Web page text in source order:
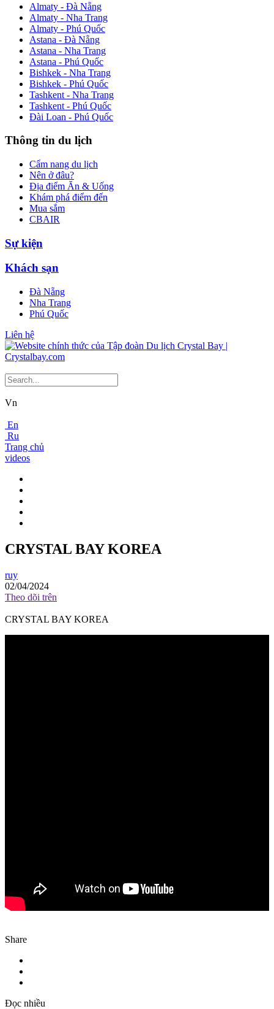
Almaty - Đà Nẵng
Almaty - Nha Trang
Almaty - Phú Quốc
Astana - Đà Nẵng
Astana - Nha Trang
Astana - Phú Quốc
Bishkek - Nha Trang
Bishkek - Phú Quốc
Tashkent - Nha Trang
Tashkent - Phú Quốc
Đài Loan - Phú Quốc
Thông tin du lịch
Cẩm nang du lịch
Nên ở đâu?
Địa điểm Ăn & Uống
Khám phá điểm đến
Mua sắm
CBAIR
Sự kiện
Khách sạn
Đà Nẵng
Nha Trang
Phú Quốc
Liên hệ
Vn
En
Ru
Trang chủ
videos
CRYSTAL BAY KOREA
ruy
02/04/2024
Theo dõi trên
CRYSTAL BAY KOREA
Share
Đọc nhiều